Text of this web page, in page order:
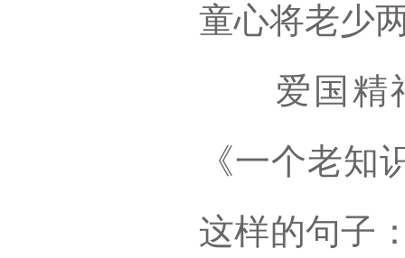
童心将老少
爱国精神
《一个老
这样的句子